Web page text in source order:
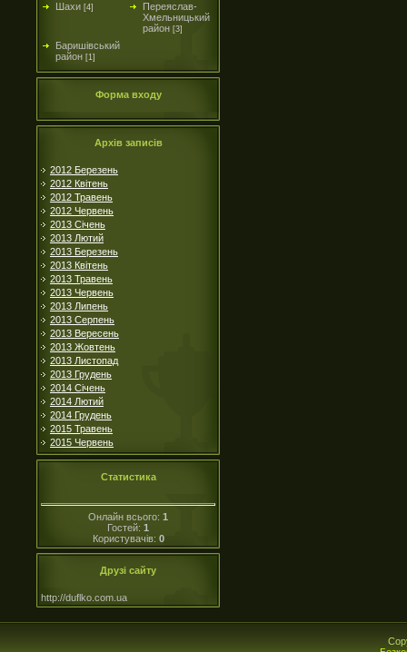
Шахи [4]
Переяслав-
Хмельницький
район [3]
Баришівський
район [1]
Форма входу
Архів записів
2012 Березень
2012 Квітень
2012 Травень
2012 Червень
2013 Січень
2013 Лютий
2013 Березень
2013 Квітень
2013 Травень
2013 Червень
2013 Липень
2013 Серпень
2013 Вересень
2013 Жовтень
2013 Листопад
2013 Грудень
2014 Січень
2014 Лютий
2014 Грудень
2015 Травень
2015 Червень
Статистика
Онлайн всього: 1
Гостей: 1
Користувачів: 0
Друзі сайту
http://duflko.com.ua